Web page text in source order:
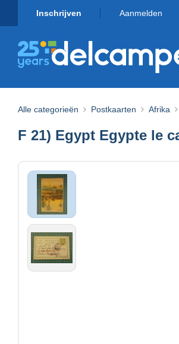
Inschrijven Aanmelden
Alle categorieën Postkaarten Afrika
F 21) Egypt Egypte le